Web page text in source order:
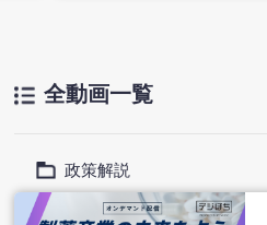
ィカルライターが気になる話題
届けします。
全動画一覧
政策解説